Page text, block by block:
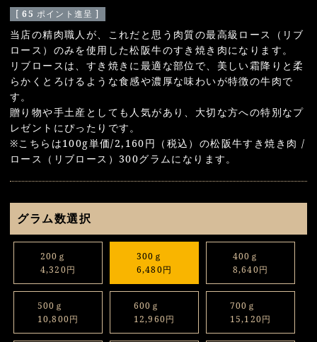
[ 65 ポイント進呈 ]
当店の精肉職人が、これだと思う肉質の最高級ロース（リブ
ロース）のみを使用した松阪牛のすき焼き肉になります。
リブロースは、すき焼きに最適な部位で、美しい霜降りと柔
らかくとろけるような食感や濃厚な味わいが特徴の牛肉で
す。
贈り物や手土産としても人気があり、大切な方への特別なプ
レゼントにぴったりです。
※こちらは100g単価/2,160円（税込）の松阪牛すき焼き肉 /
ロース（リブロース）300グラムになります。
グラム数選択
200ｇ
4,320円
300ｇ
6,480円
400ｇ
8,640円
500ｇ
10,800円
600ｇ
12,960円
700ｇ
15,120円